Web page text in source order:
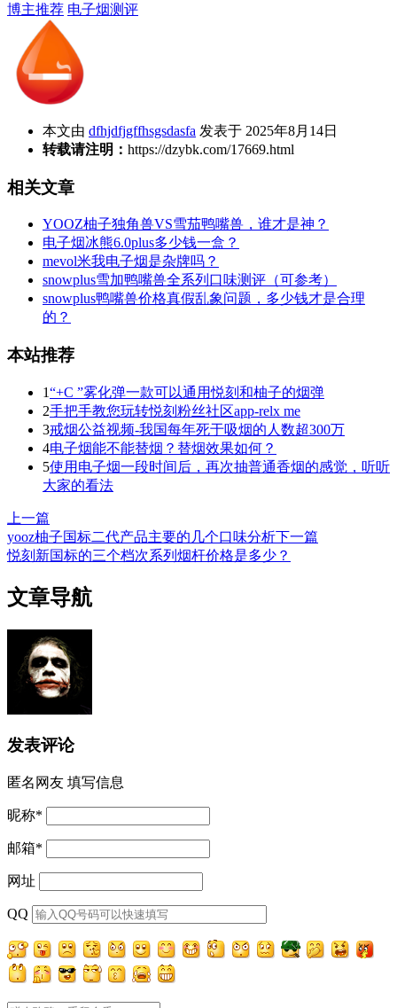
博主推荐 电子烟测评
本文由 dfhjdfjgffhsgsdasfa 发表于 2025年8月14日
转载请注明： https://dzybk.com/17669.html
相关文章
YOOZ柚子独角兽VS雪茄鸭嘴兽，谁才是神？
电子烟冰熊6.0plus多少钱一盒？
mevol米我电子烟是杂牌吗？
snowplus雪加鸭嘴兽全系列口味测评（可参考）
snowplus鸭嘴兽价格真假乱象问题，多少钱才是合理
的？
本站推荐
1“+C ”雾化弹一款可以通用悦刻和柚子的烟弹
2手把手教您玩转悦刻粉丝社区app-relx me
3戒烟公益视频-我国每年死于吸烟的人数超300万
4电子烟能不能替烟？替烟效果如何？
5使用电子烟一段时间后，再次抽普通香烟的感觉，听听
大家的看法
上一篇
yooz柚子国标二代产品主要的几个口味分析下一篇
悦刻新国标的三个档次系列烟杆价格是多少？
文章导航
发表评论
匿名网友 填写信息
昵称*
邮箱*
网址
QQ